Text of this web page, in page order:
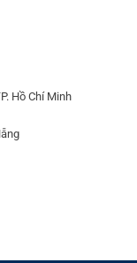
Hồ Chí Minh